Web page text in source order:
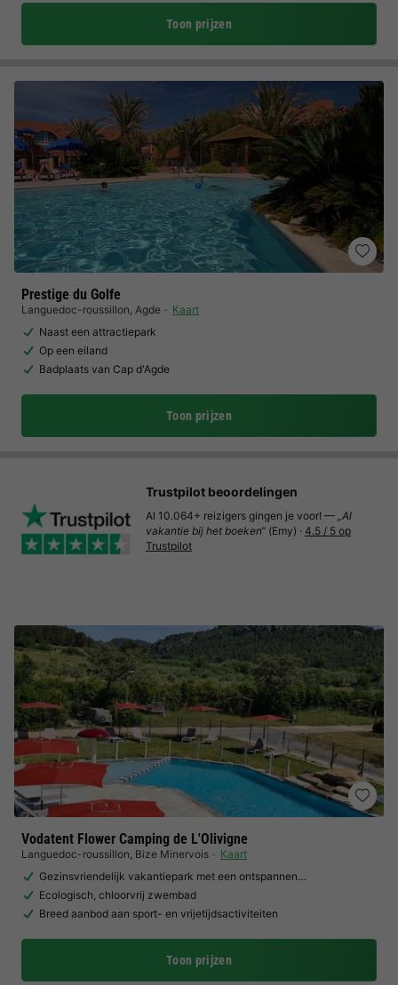
Toon prijzen
Prestige du Golfe
Languedoc-roussillon, Agde
Kaart
Naast een attractiepark
Op een eiland
Badplaats van Cap d'Agde
Toon prijzen
Vodatent Flower Camping de L'Olivigne
Languedoc-roussillon, Bize Minervois
Kaart
Gezinsvriendelijk vakantiepark met een ontspannen…
Ecologisch, chloorvrij zwembad
Breed aanbod aan sport- en vrijetijdsactiviteiten
Toon prijzen
Trustpilot beoordelingen
Al 10.064+ reizigers gingen je voor! — „Al
vakantie bij het boeken“ (Emy) · 4.5 / 5 op
Trustpilot